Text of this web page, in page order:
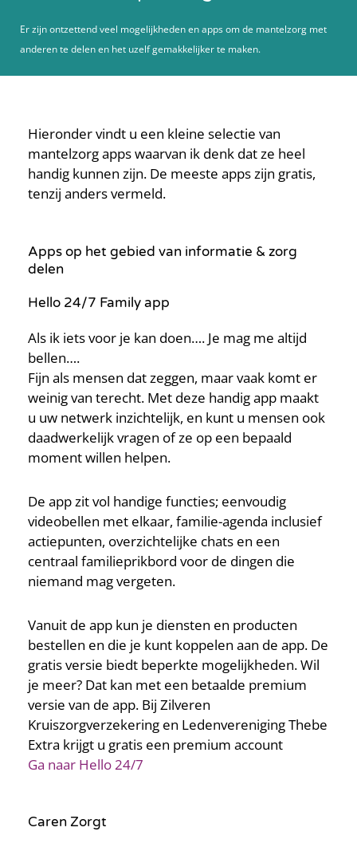
Er zijn ontzettend veel mogelijkheden en apps om de mantelzorg met
anderen te delen en het uzelf gemakkelijker te maken.
Hieronder vindt u een kleine selectie van
mantelzorg apps waarvan ik denk dat ze heel
handig kunnen zijn. De meeste apps zijn gratis,
tenzij anders vermeld.
Apps op het gebied van informatie & zorg
delen
Hello 24/7 Family app
Als ik iets voor je kan doen…. Je mag me altijd
bellen….
Fijn als mensen dat zeggen, maar vaak komt er
weinig van terecht. Met deze handig app maakt
u uw netwerk inzichtelijk, en kunt u mensen ook
daadwerkelijk vragen of ze op een bepaald
moment willen helpen.
De app zit vol handige functies; eenvoudig
videobellen met elkaar, familie-agenda inclusief
actiepunten, overzichtelijke chats en een
centraal familieprikbord voor de dingen die
niemand mag vergeten.
Vanuit de app kun je diensten en producten
bestellen en die je kunt koppelen aan de app. De
gratis versie biedt beperkte mogelijkheden. Wil
je meer? Dat kan met een betaalde premium
versie van de app. Bij Zilveren
Kruiszorgverzekering en Ledenvereniging Thebe
Extra krijgt u gratis een premium account
Ga naar Hello 24/7
Caren Zorgt